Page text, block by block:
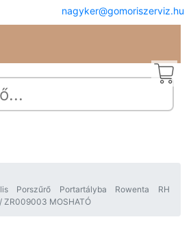
nagyker@gomoriszerviz.hu
Porszűrő Portartályba Rowenta RH
ZR009003 MOSHATÓ